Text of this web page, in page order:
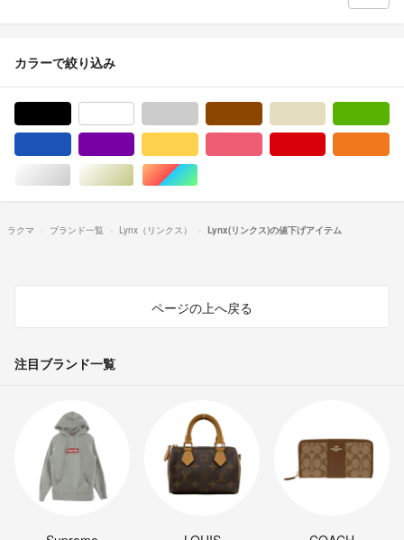
カラーで絞り込み
シルバー/銀色系ゴールド/金色系マルチカラー
ラクマ ブランド一覧 Lynx（リンクス） Lynx(リンクス)の値下げアイテム
ページの上へ戻る
注目ブランド一覧